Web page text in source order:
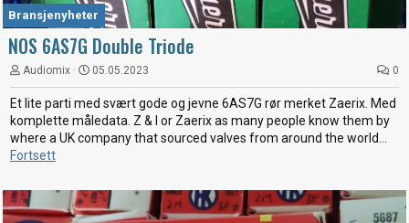
Bransjenyheter
NOS 6AS7G Double Triode
Audiomix 05.05.2023 0
Et lite parti med svært gode og jevne 6AS7G rør merket Zaerix. Med
komplette måledata. Z & I or Zaerix as many people know them by
where a UK company that sourced valves from around the world...
Fortsett